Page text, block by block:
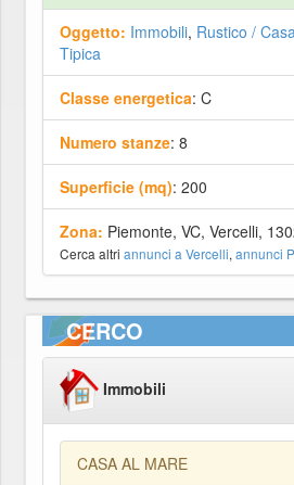
Oggetto: Immobili, Rustico /
Tipica
Classe energetica: C
Numero stanze: 8
Superficie (mq): 200
Zona: Piemonte, VC, Vercelli,
Cerca altri annunci a Vercelli, annunci
CERCO
Immobili
CASA AL MARE